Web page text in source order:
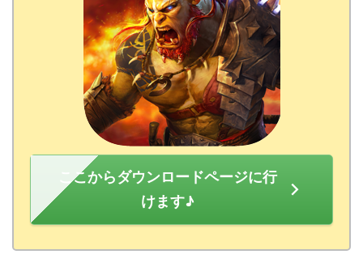
ここからダウンロードページに行
けます♪